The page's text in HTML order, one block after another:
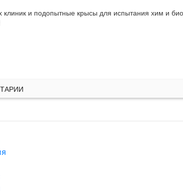
и подопытные крысы для испытания хим и